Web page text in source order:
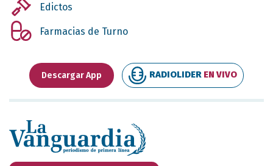
Edictos
Farmacias de Turno
Descargar App RADIOLIDER EN VIVO